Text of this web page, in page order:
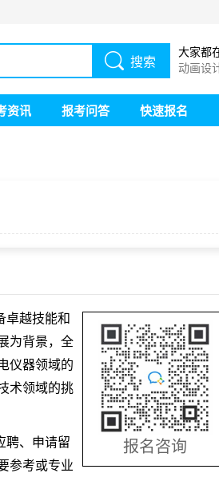
搜索
大家都
动画设
资讯 报考问答 快速报名
报名咨询
卓越技能和
为背景，全
仪器领域的
术领域的挑
聘、申请留
参考或专业